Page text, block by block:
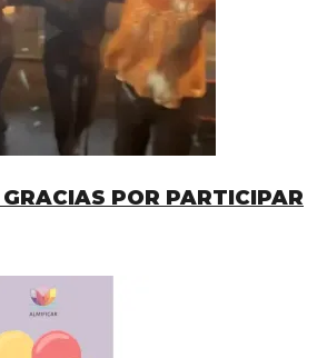
POR PARTICIPAR